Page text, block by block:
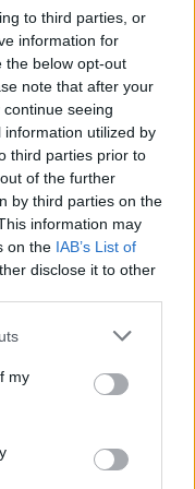
to third parties, or
information for
the below opt-out
note that after your
seeing
utilized by
third parties prior to
of the further
by third parties on the
information may
on the IAB’s List of
disclose it to other
my
ludzie mają
np. kogoś
założyłem
bo każde
"coś jest nie
się jak w rosji,
ludzie mówią
ja mówię, 1 za
to, 3 jednak
już o tym do
dostrzegł, ale
znaleźć
chaos.
szukam
się w ciężkim
od siebie
mi pomóc. Z
Na dniach
ze swoim
pewne
mocne
Z tego
mnie
mi
pytanie do